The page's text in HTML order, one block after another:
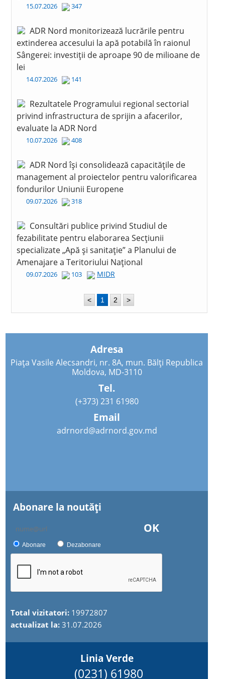
15.07.2026 347
ADR Nord monitorizează lucrările pentru
extinderea accesului la apă potabilă în raionul
Sângerei: investiții de aproape 90 de milioane de
lei
14.07.2026 141
Rezultatele Programului regional sectorial
privind infrastructura de sprijin a afacerilor,
evaluate la ADR Nord
10.07.2026 408
ADR Nord își consolidează capacitățile de
management al proiectelor pentru valorificarea
fondurilor Uniunii Europene
09.07.2026 318
Consultări publice privind Studiul de
fezabilitate pentru elaborarea Secțiunii
specializate „Apă și sanitație” a Planului de
Amenajare a Teritoriului Național
09.07.2026 103 MIDR
< 1 2 >
Adresa
Piața Vasile Alecsandri, nr. 8A, mun. Bălți Republica
Moldova, MD-3110
Tel.
(+373) 231 61980
Email
adrnord@adrnord.gov.md
Abonare la noutăţi
OK
Abonare Dezabonare
Total vizitatori: 19972807
actualizat la:31.07.2026
Linia Verde
(0231) 61980